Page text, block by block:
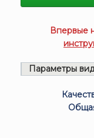
Впервые
Параметры